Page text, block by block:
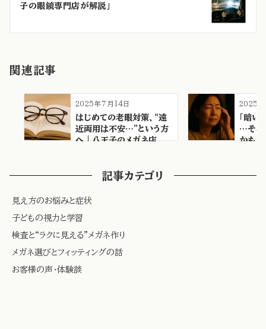
子の眼鏡専門店が解説」
関連記事
2025年7月14日
はじめての老眼対策、“遠
近両用は不安…”という方
へ｜八王子のメガネ店
2025
「暗い
…それ
かも？
記事カテゴリ
見え方のお悩みと症状
子どもの視力と学習
検査と“ラクに見える”メガネ作り
メガネ選びとフィッティングの話
お客様の声・体験談